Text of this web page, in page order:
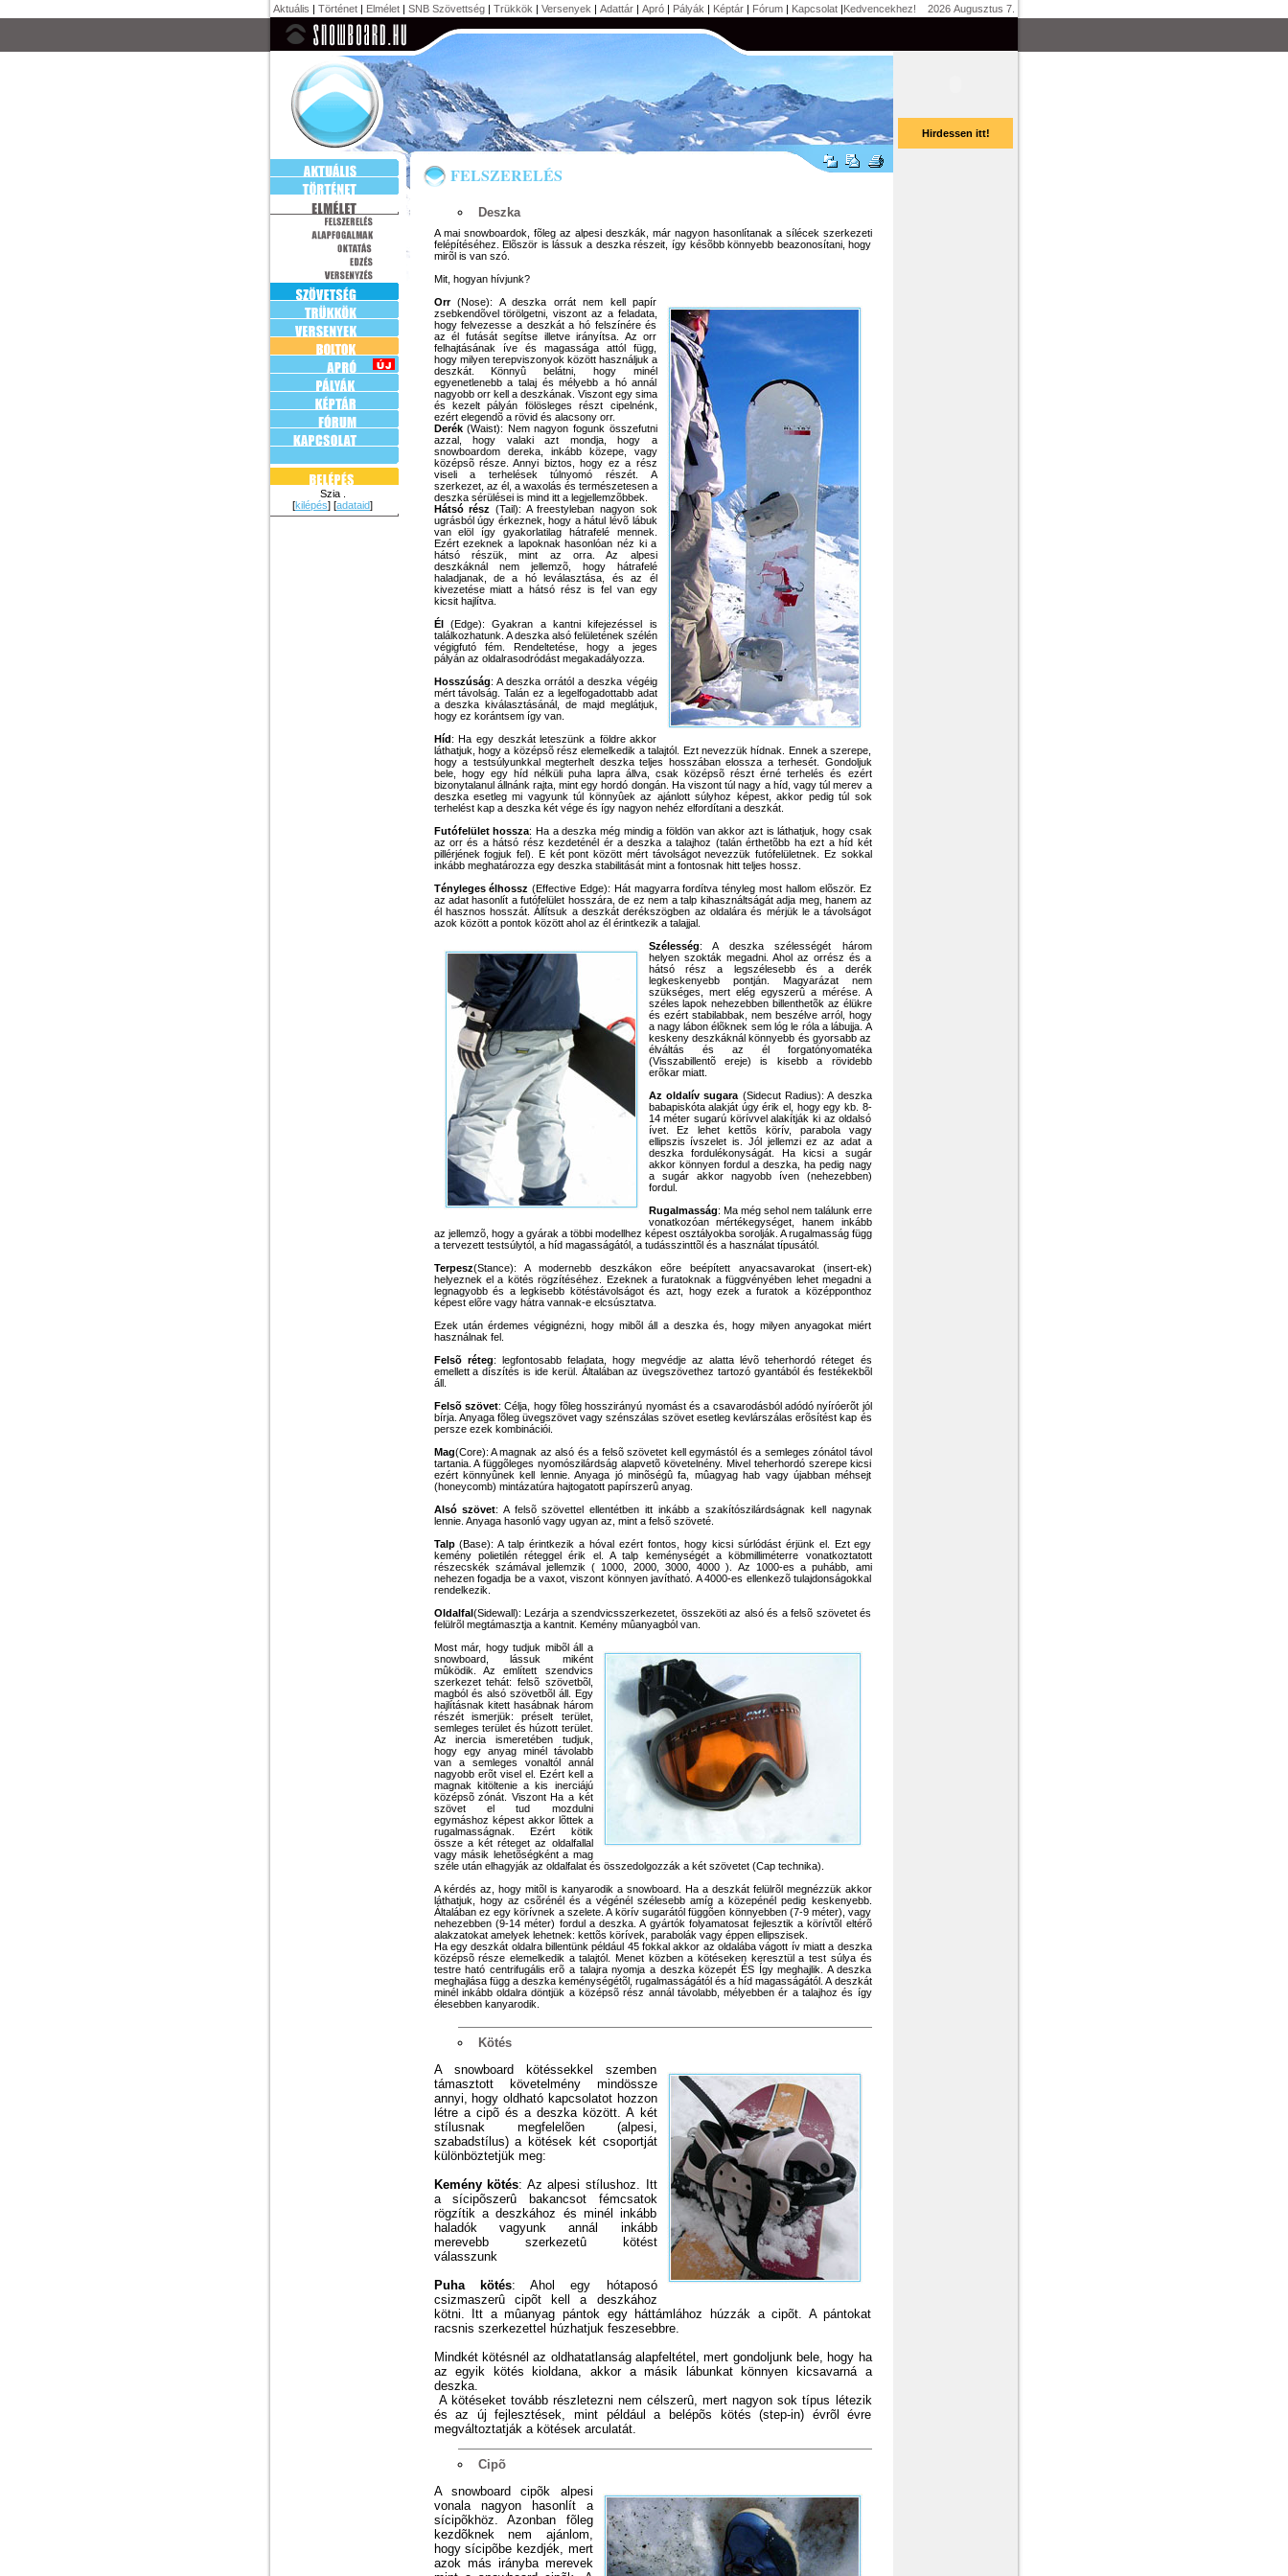
Aktuális | Történet | Elmélet | SNB Szövettség | Trükkök | Versenyek | Adattár | Apró | Pályák | Képtár | Fórum | Kapcsolat |Kedvencekhez! 2026 Augusztus 7.
Szia .
[kilépés] [adataid]
FELSZERELÉS
Deszka
A mai snowboardok, fõleg az alpesi deszkák, már nagyon hasonlítanak a sílécek szerkezeti
felépítéséhez. Elõször is lássuk a deszka részeit, így késõbb könnyebb beazonosítani, hogy
mirõl is van szó.
Mit, hogyan hívjunk?
Orr(Nose): A deszka orrát nem kell papír
zsebkendõvel törölgetni, viszont az a feladata,
hogy felvezesse a deszkát a hó felszínére és
az él futását segítse illetve irányítsa. Az orr
felhajtásának íve és magassága attól függ,
hogy milyen terepviszonyok között használjuk a
deszkát. Könnyû belátni, hogy minél
egyenetlenebb a talaj és mélyebb a hó annál
nagyobb orr kell a deszkának. Viszont egy sima
és kezelt pályán fölösleges részt cipelnénk,
ezért elegendõ a rövid és alacsony orr.
Derék(Waist): Nem nagyon fogunk összefutni
azzal, hogy valaki azt mondja, hogy a
snowboardom dereka, inkább közepe, vagy
középsõ része. Annyi biztos, hogy ez a rész
viseli a terhelések túlnyomó részét. A
szerkezet, az él, a waxolás és természetesen a
deszka sérülései is mind itt a legjellemzõbbek.
Hátsó rész (Tail): A freestyleban nagyon sok
ugrásból úgy érkeznek, hogy a hátul lévõ lábuk
van elöl így gyakorlatilag hátrafelé mennek.
Ezért ezeknek a lapoknak hasonlóan néz ki a
hátsó részük, mint az orra. Az alpesi
deszkáknál nem jellemzõ, hogy hátrafelé
haladjanak, de a hó leválasztása, és az él
kivezetése miatt a hátsó rész is fel van egy
kicsit hajlítva.
Él(Edge): Gyakran a kantni kifejezéssel is
találkozhatunk. A deszka alsó felületének szélén
végigfutó fém. Rendeltetése, hogy a jeges
pályán az oldalrasodródást megakadályozza.
Hosszúság: A deszka orrától a deszka végéig
mért távolság. Talán ez a legelfogadottabb adat
a deszka kiválasztásánál, de majd meglátjuk,
hogy ez korántsem így van.
Híd: Ha egy deszkát leteszünk a földre akkor
láthatjuk, hogy a középsõ rész elemelkedik a talajtól. Ezt nevezzük hídnak. Ennek a szerepe,
hogy a testsúlyunkkal megterhelt deszka teljes hosszában elossza a terhesét. Gondoljuk
bele, hogy egy híd nélküli puha lapra állva, csak középsõ részt érné terhelés és ezért
bizonytalanul állnánk rajta, mint egy hordó dongán. Ha viszont túl nagy a híd, vagy túl merev a
deszka esetleg mi vagyunk túl könnyûek az ajánlott súlyhoz képest, akkor pedig túl sok
terhelést kap a deszka két vége és így nagyon nehéz elfordítani a deszkát.
Futófelület hossza: Ha a deszka még mindig a földön van akkor azt is láthatjuk, hogy csak
az orr és a hátsó rész kezdeténél ér a deszka a talajhoz (talán érthetõbb ha ezt a híd két
pillérjének fogjuk fel). E két pont között mért távolságot nevezzük futófelületnek. Ez sokkal
inkább meghatározza egy deszka stabilitását mint a fontosnak hitt teljes hossz.
Tényleges élhossz (Effective Edge): Hát magyarra fordítva tényleg most hallom elõször. Ez
az adat hasonlít a futófelület hosszára, de ez nem a talp kihasználtságát adja meg, hanem az
él hasznos hosszát. Állítsuk a deszkát derékszögben az oldalára és mérjük le a távolságot
azok között a pontok között ahol az él érintkezik a talajjal.
Szélesség: A deszka szélességét három
helyen szokták megadni. Ahol az orrész és a
hátsó rész a legszélesebb és a derék
legkeskenyebb pontján. Magyarázat nem
szükséges, mert elég egyszerû a mérése. A
széles lapok nehezebben billenthetõk az élükre
és ezért stabilabbak, nem beszélve arról, hogy
a nagy lábon élõknek sem lóg le róla a lábujja. A
keskeny deszkáknál könnyebb és gyorsabb az
élváltás és az él forgatónyomatéka
(Visszabillentõ ereje) is kisebb a rövidebb
erõkar miatt.
Az oldalív sugara (Sidecut Radius): A deszka
babapiskóta alakját úgy érik el, hogy egy kb. 8-
14 méter sugarú körívvel alakítják ki az oldalsó
ívet. Ez lehet kettõs körív, parabola vagy
ellipszis ívszelet is. Jól jellemzi ez az adat a
deszka fordulékonyságát. Ha kicsi a sugár
akkor könnyen fordul a deszka, ha pedig nagy
a sugár akkor nagyobb íven (nehezebben)
fordul.
Rugalmasság: Ma még sehol nem találunk erre
vonatkozóan mértékegységet, hanem inkább
az jellemzõ, hogy a gyárak a többi modellhez képest osztályokba sorolják. A rugalmasság függ
a tervezett testsúlytól, a híd magasságától, a tudásszinttõl és a használat típusától.
Terpesz(Stance): A modernebb deszkákon eõre beépített anyacsavarokat (insert-ek)
helyeznek el a kötés rögzítéséhez. Ezeknek a furatoknak a függvényében lehet megadni a
legnagyobb és a legkisebb kötéstávolságot és azt, hogy ezek a furatok a középponthoz
képest elõre vagy hátra vannak-e elcsúsztatva.
Ezek után érdemes végignézni, hogy mibõl áll a deszka és, hogy milyen anyagokat miért
használnak fel.
Felsõ réteg: legfontosabb feladata, hogy megvédje az alatta lévõ teherhordó réteget és
emellett a díszítés is ide kerül. Általában az üvegszövethez tartozó gyantából és festékekbõl
áll.
Felsõ szövet: Célja, hogy fõleg hosszirányú nyomást és a csavarodásból adódó nyíróerõt jól
bírja. Anyaga fõleg üvegszövet vagy szénszálas szövet esetleg kevlárszálas erõsítést kap és
persze ezek kombinációi.
Mag(Core): A magnak az alsó és a felsõ szövetet kell egymástól és a semleges zónátol távol
tartania. A függõleges nyomószilárdság alapvetõ követelnény. Mivel teherhordó szerepe kicsi
ezért könnyûnek kell lennie. Anyaga jó minõségû fa, mûagyag hab vagy újabban méhsejt
(honeycomb) mintázatúra hajtogatott papírszerû anyag.
Alsó szövet: A felsõ szövettel ellentétben itt inkább a szakítószilárdságnak kell nagynak
lennie. Anyaga hasonló vagy ugyan az, mint a felsõ szöveté.
Talp(Base): A talp érintkezik a hóval ezért fontos, hogy kicsi súrlódást érjünk el. Ezt egy
kemény polietilén réteggel érik el. A talp keménységét a köbmilliméterre vonatkoztatott
részecskék számával jellemzik ( 1000, 2000, 3000, 4000 ). Az 1000-es a puhább, ami
nehezen fogadja be a vaxot, viszont könnyen javítható. A 4000-es ellenkezõ tulajdonságokkal
rendelkezik.
Oldalfal(Sidewall): Lezárja a szendvicsszerkezetet, összeköti az alsó és a felsõ szövetet és
felülrõl megtámasztja a kantnit. Kemény mûanyagból van.
Most már, hogy tudjuk mibõl áll a
snowboard, lássuk miként
mûködik. Az említett szendvics
szerkezet tehát: felsõ szövetbõl,
magból és alsó szövetbõl áll. Egy
hajlításnak kitett hasábnak három
részét ismerjük: préselt terület,
semleges terület és húzott terület.
Az inercia ismeretében tudjuk,
hogy egy anyag minél távolabb
van a semleges vonaltól annál
nagyobb erõt visel el. Ezért kell a
magnak kitöltenie a kis inerciájú
középsõ zónát. Viszont Ha a két
szövet el tud mozdulni
egymáshoz képest akkor lõttek a
rugalmasságnak. Ezért kötik
össze a két réteget az oldalfallal
vagy másik lehetõségként a mag
széle után elhagyják az oldalfalat és összedolgozzák a két szövetet (Cap technika).
A kérdés az, hogy mitõl is kanyarodik a snowboard. Ha a deszkát felülrõl megnézzük akkor
láthatjuk, hogy az csõrénél és a végénél szélesebb amíg a közepénél pedig keskenyebb.
Általában ez egy körívnek a szelete. A körív sugarától függõen könnyebben (7-9 méter), vagy
nehezebben (9-14 méter) fordul a deszka. A gyártók folyamatosat fejlesztik a körívtõl eltérõ
alakzatokat amelyek lehetnek: kettõs körívek, parabolák vagy éppen ellipszisek.
Ha egy deszkát oldalra billentünk például 45 fokkal akkor az oldalába vágott ív miatt a deszka
középsõ része elemelkedik a talajtól. Menet közben a kötéseken keresztül a test súlya és
testre ható centrifugális erõ a talajra nyomja a deszka közepét ÉS Így meghajlik. A deszka
meghajlása függ a deszka keménységétõl, rugalmasságától és a híd magasságától. A deszkát
minél inkább oldalra döntjük a középsõ rész annál távolabb, mélyebben ér a talajhoz és így
élesebben kanyarodik.
Kötés
A snowboard kötéssekkel szemben
támasztott követelmény mindössze
annyi, hogy oldható kapcsolatot hozzon
létre a cipõ és a deszka között. A két
stílusnak megfelelõen (alpesi,
szabadstílus) a kötések két csoportját
különböztetjük meg:
Kemény kötés: Az alpesi stílushoz. Itt
a sícipõszerû bakancsot fémcsatok
rögzítik a deszkához és minél inkább
haladók vagyunk annál inkább
merevebb szerkezetû kötést
válasszunk
Puha kötés: Ahol egy hótaposó
csizmaszerû cipõt kell a deszkához
kötni. Itt a mûanyag pántok egy háttámlához húzzák a cipõt. A pántokat
racsnis szerkezettel húzhatjuk feszesebbre.
Mindkét kötésnél az oldhatatlanság alapfeltétel, mert gondoljunk bele, hogy ha
az egyik kötés kioldana, akkor a másik lábunkat könnyen kicsavarná a
deszka.
A kötéseket tovább részletezni nem célszerû, mert nagyon sok típus létezik
és az új fejlesztések, mint például a belépõs kötés (step-in) évrõl évre
megváltoztatják a kötések arculatát.
Cipõ
A snowboard cipõk alpesi
vonala nagyon hasonlít a
sícipõkhöz. Azonban fõleg
kezdõknek nem ajánlom,
hogy sícipõbe kezdjék, mert
azok más irányba merevek
Hirdessen itt!